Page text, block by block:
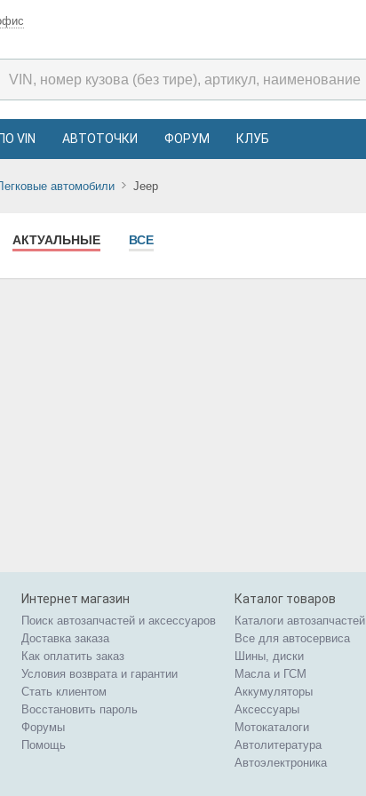
VIN АВТОТОЧКИ ФОРУМ КЛУБ
автомобили Jeep
АКТУАЛЬНЫЕ ВСЕ
Интернет магазин
Поиск автозапчастей и аксессуаров
Доставка заказа
Как оплатить заказ
Условия возврата и гарантии
Стать клиентом
Восстановить пароль
Форумы
Помощь
Каталог товаров
Каталоги автозапчастей
Все для автосервиса
Шины, диски
Масла и ГСМ
Аккумуляторы
Аксессуары
Мотокаталоги
Автолитература
Автоэлектроника